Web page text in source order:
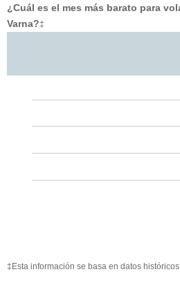
¿Cuál es el mes más barato para
Varna?‡
‡Esta información se basa en datos